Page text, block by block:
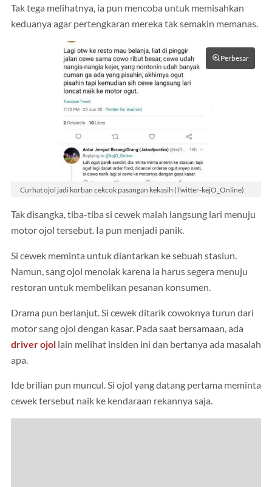
Tak tega melihatnya, ia pun mencoba untuk memisahkan
keduanya agar pertengkaran mereka tak semakin memanas.
Perbesar
Curhat ojol jadi korban cekcok pasangan kekasih (Twitter-kejO_Online)
Tak disangka, tiba-tiba si cewek malah langsung lari menuju
motor ojol tersebut. Ia pun menjadi panik.
Si cewek meminta untuk diantarkan ke sebuah stasiun.
Namun, sang ojol menolak karena ia harus segera menuju
restoran untuk membelikan pesanan konsumen.
Drama pun berlanjut. Si cewek ditarik cowoknya turun dari
motor sang ojol dengan kasar. Pada saat bersamaan, ada
driver ojol lain melihat insiden ini dan bertanya ada masalah
apa.
Ide brilian pun muncul. Si ojol yang datang pertama meminta
cewek tersebut naik ke kendaraan rekannya saja.